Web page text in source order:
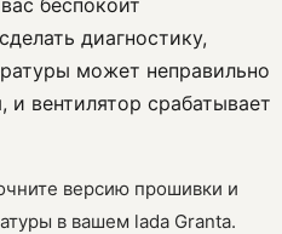
диагностику,
может неправильно
и вентилятор срабатывает
версию прошивки и
в вашем lada Granta.